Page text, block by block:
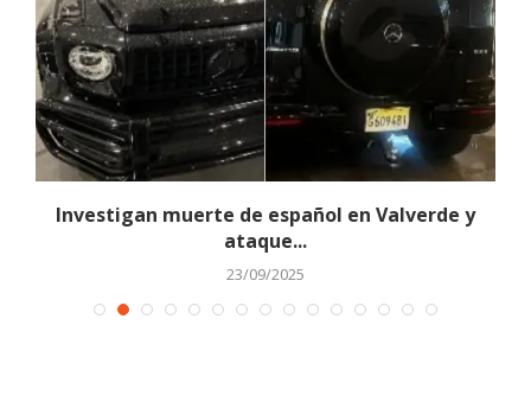
Investigan muerte de español en Valverde y
ataque...
23/09/2025